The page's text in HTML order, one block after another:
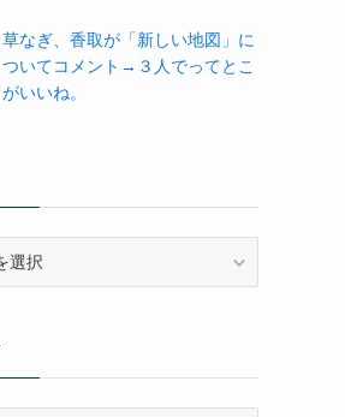
草なぎ、香取が「新しい地図」に
ついてコメント→３人でってとこ
がいいね。